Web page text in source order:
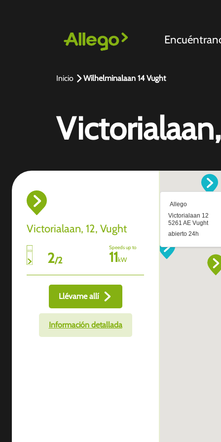
Inicio Wilhelminalaan 14 Vught
Victorialaan, 12, Vught
2/2
Speeds up to
11kW
Llévame allí
Información detallada